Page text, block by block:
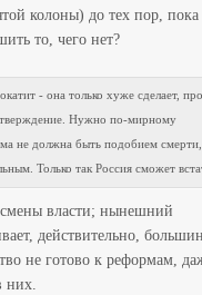
колоны) до тех пор,
то, чего нет?
- она только хуже сделает,
Нужно по-мирному
не должна быть подобием
Только так Россия сможет
смены власти; нынешний
действительно,
не готово к реформам,
них.